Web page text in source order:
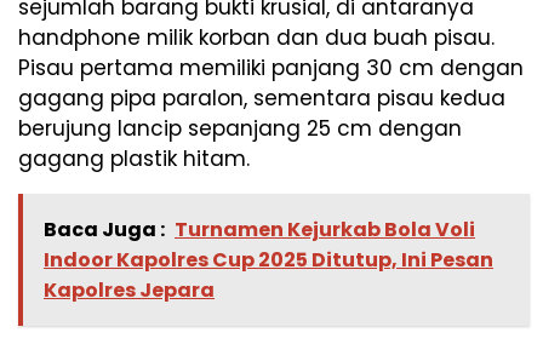
sejumlah barang bukti krusial, di antaranya
handphone milik korban dan dua buah pisau.
Pisau pertama memiliki panjang 30 cm dengan
gagang pipa paralon, sementara pisau kedua
berujung lancip sepanjang 25 cm dengan
gagang plastik hitam.
Baca Juga : Turnamen Kejurkab Bola Voli
Indoor Kapolres Cup 2025 Ditutup, Ini Pesan
Kapolres Jepara